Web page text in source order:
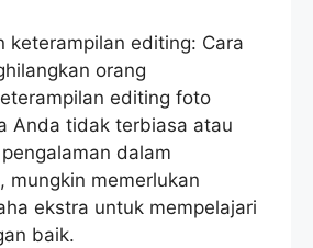
keterampilan editing: Cara
orang
editing foto
Anda tidak terbiasa atau
dalam
mungkin memerlukan
ekstra untuk mempelajari
baik.